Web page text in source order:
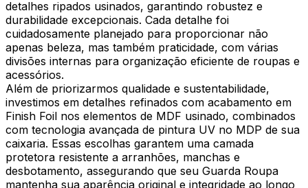
detalhes ripados usinados, garantindo robustez e
durabilidade excepcionais. Cada detalhe foi
cuidadosamente planejado para proporcionar não
apenas beleza, mas também praticidade, com várias
divisões internas para organização eficiente de roupas e
acessórios.
Além de priorizarmos qualidade e sustentabilidade,
investimos em detalhes refinados com acabamento em
Finish Foil nos elementos de MDF usinado, combinados
com tecnologia avançada de pintura UV no MDP de sua
caixaria. Essas escolhas garantem uma camada
protetora resistente a arranhões, manchas e
desbotamento, assegurando que seu Guarda Roupa
mantenha sua aparência original e integridade ao longo